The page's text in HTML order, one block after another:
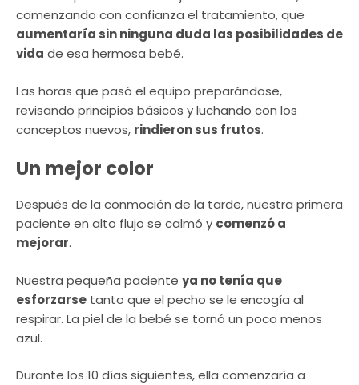
comenzando con confianza el tratamiento, que
aumentaría sin ninguna duda las posibilidades de
vida de esa hermosa bebé.
Las horas que pasó el equipo preparándose,
revisando principios básicos y luchando con los
conceptos nuevos, rindieron sus frutos.
Un mejor color
Después de la conmoción de la tarde, nuestra primera
paciente en alto flujo se calmó y comenzó a
mejorar.
Nuestra pequeña paciente ya no tenía que
esforzarse tanto que el pecho se le encogía al
respirar. La piel de la bebé se tornó un poco menos
azul.
Durante los 10 días siguientes, ella comenzaría a